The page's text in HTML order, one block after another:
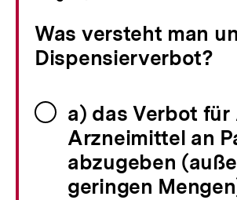
Was versteht man
Dispensierverbot?
a) das Verbot für
Arzneimittel an
abzugeben
geringen